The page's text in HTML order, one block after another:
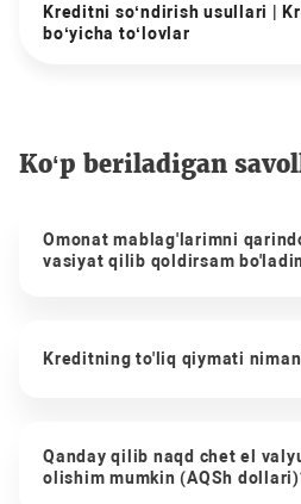
Kreditni so‘ndirish usullari |
bo‘yicha to‘lovlar
Ko‘p beriladigan
Omonat mablag'larimni
vasiyat qilib qoldirsam
Kreditning to'liq qiymati
Qanday qilib naqd chet el
olishim mumkin (AQSh